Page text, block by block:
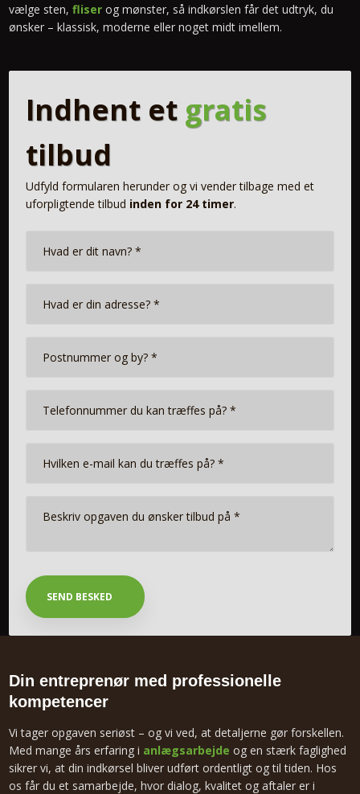
vælge sten, fliserog mønster, så indkørslen får det udtryk, du
ønsker – klassisk, moderne eller noget midt imellem.
Indhent et gratis
tilbud
Udfyld formularen herunder og vi vender tilbage med et
uforpligtende tilbud inden for 24 timer.
Din entreprenør med professionelle
kompetencer
Vi tager opgaven seriøst – og vi ved, at detaljerne gør forskellen.
Med mange års erfaring i anlægsarbejde og en stærk faglighed
sikrer vi, at din indkørsel bliver udført ordentligt og til tiden. Hos
os får du et samarbejde, hvor dialog, kvalitet og aftaler er i